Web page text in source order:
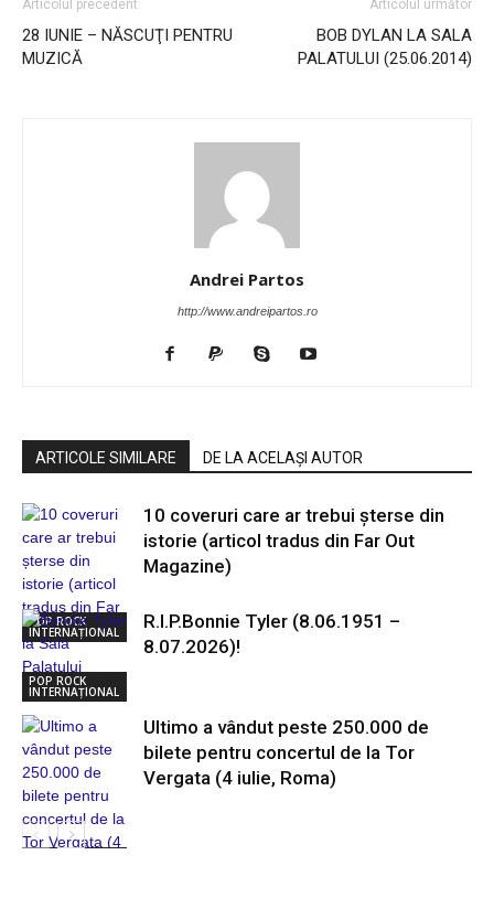
Articolul precedent
28 IUNIE – NĂSCUŢI PENTRU
MUZICĂ
Articolul următor
BOB DYLAN LA SALA
PALATULUI (25.06.2014)
Andrei Partos
http://www.andreipartos.ro
ARTICOLE SIMILARE DE LA ACELAȘI AUTOR
POP ROCK
INTERNAȚIONAL
10 coveruri care ar trebui șterse din
istorie (articol tradus din Far Out
Magazine)
POP ROCK
INTERNAȚIONAL
R.I.P.Bonnie Tyler (8.06.1951 –
8.07.2026)!
Ultimo a vândut peste 250.000 de
bilete pentru concertul de la Tor
Vergata (4 iulie, Roma)